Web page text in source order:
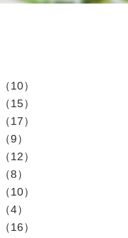
（10）
（15）
（17）
（9）
（12）
（8）
（10）
（4）
（16）